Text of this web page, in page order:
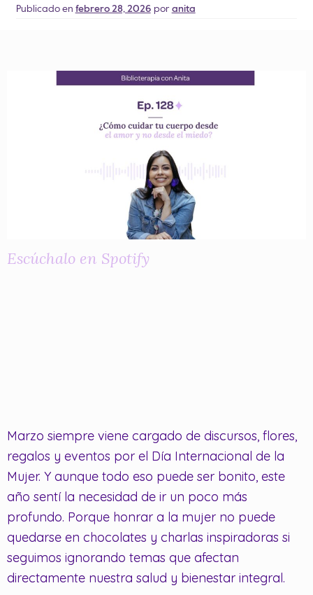
Publicado en febrero 28, 2026 por anita
Escúchalo en Spotify
Marzo siempre viene cargado de discursos, flores,
regalos y eventos por el Día Internacional de la
Mujer. Y aunque todo eso puede ser bonito, este
año sentí la necesidad de ir un poco más
profundo. Porque honrar a la mujer no puede
quedarse en chocolates y charlas inspiradoras si
seguimos ignorando temas que afectan
directamente nuestra salud y bienestar integral.